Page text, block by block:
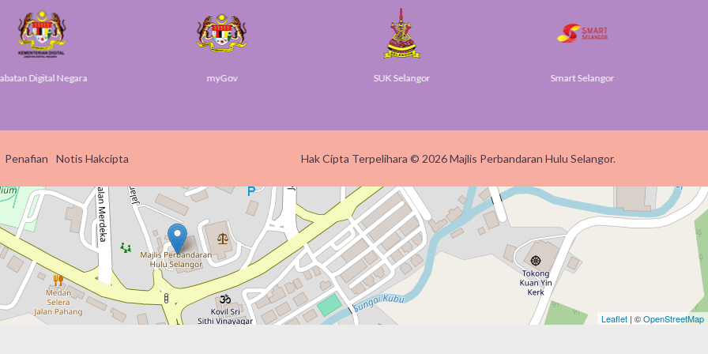
Digital Negara SUK Selangor Smart Selangor
Penafian Notis Hakcipta Hak Cipta Terpelihara © 2026 Majlis Perbandaran Hulu Selangor.
Leaflet | ©OpenStreetMap